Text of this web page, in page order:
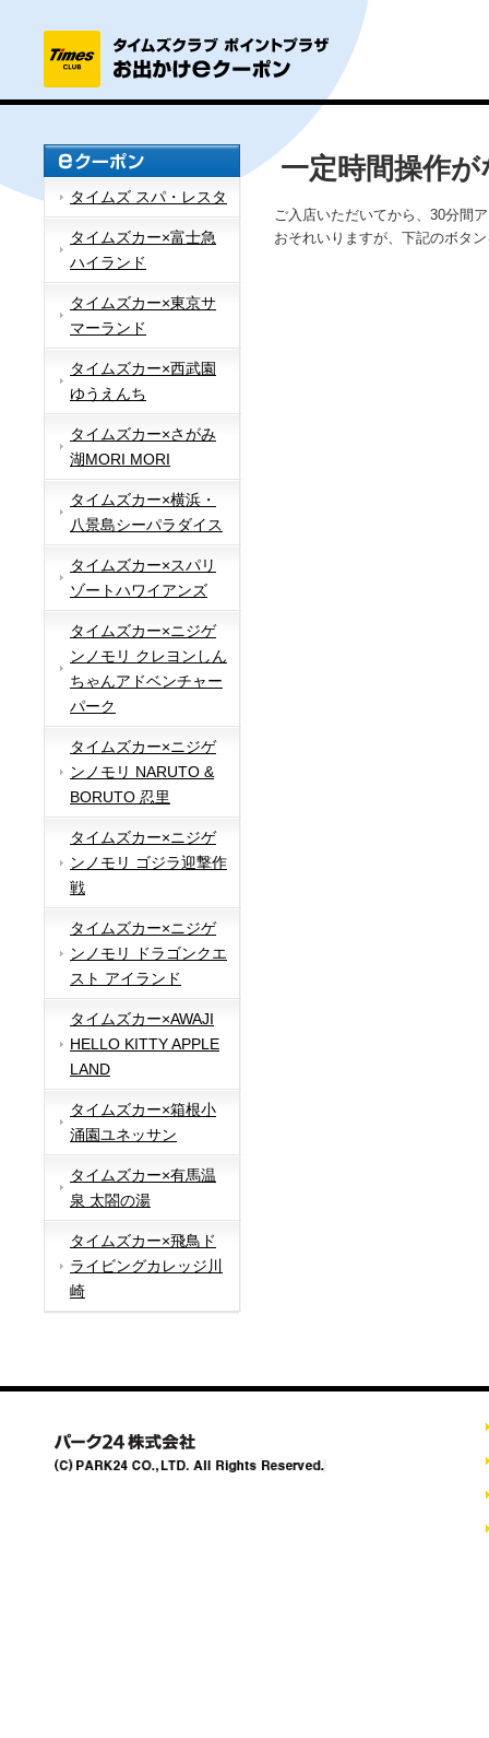
タイムズ スパ・レスタ
タイムズカー×富士急
ハイランド
タイムズカー×東京サ
マーランド
タイムズカー×西武園
ゆうえんち
タイムズカー×さがみ
湖MORI MORI
タイムズカー×横浜・
八景島シーパラダイス
タイムズカー×スパリ
ゾートハワイアンズ
タイムズカー×ニジゲ
ンノモリ クレヨンしん
ちゃんアドベンチャー
パーク
タイムズカー×ニジゲ
ンノモリ NARUTO &
BORUTO 忍里
タイムズカー×ニジゲ
ンノモリ ゴジラ迎撃作
戦
タイムズカー×ニジゲ
ンノモリ ドラゴンクエ
スト アイランド
タイムズカー×AWAJI
HELLO KITTY APPLE
LAND
タイムズカー×箱根小
涌園ユネッサン
タイムズカー×有馬温
泉 太閤の湯
タイムズカー×飛鳥ド
ライビングカレッジ川
崎
一定時間操作
ご入店いただいてから、30分間
おそれいりますが、下記のボタ